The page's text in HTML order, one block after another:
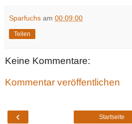
Sparfuchs am 00:09:00
Teilen
Keine Kommentare:
Kommentar veröffentlichen
‹ Startseite